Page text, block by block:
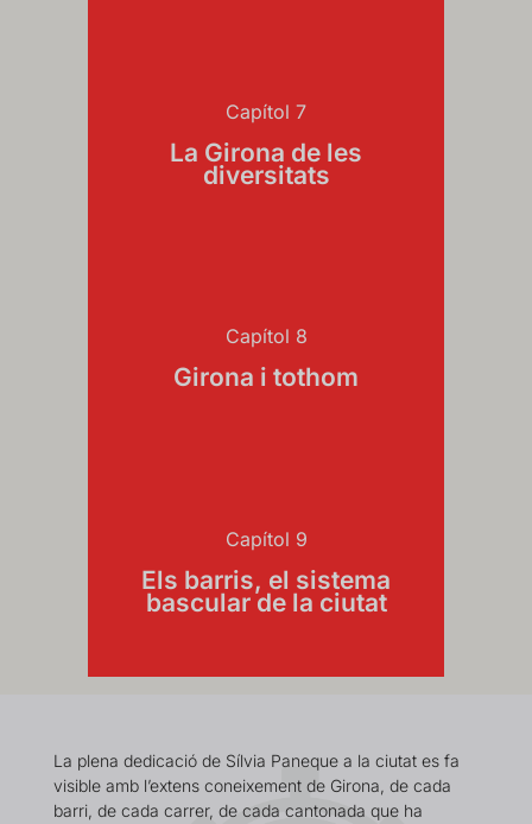
Capítol 7
La Girona de les
diversitats
Capítol 8
Girona i tothom
Capítol 9
Els barris, el sistema
bascular de la ciutat
La plena dedicació de Sílvia Paneque a la ciutat es fa
visible amb l’extens coneixement de Girona, de cada
barri, de cada carrer, de cada cantonada que ha